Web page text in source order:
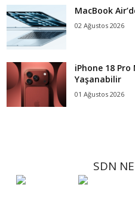
MacBook
02 Ağustos 2026
iPhone 18 Pro
Yaşanabilir
01 Ağustos 2026
SDN